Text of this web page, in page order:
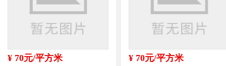
¥ 70元/平方米 ¥ 70元/平方米